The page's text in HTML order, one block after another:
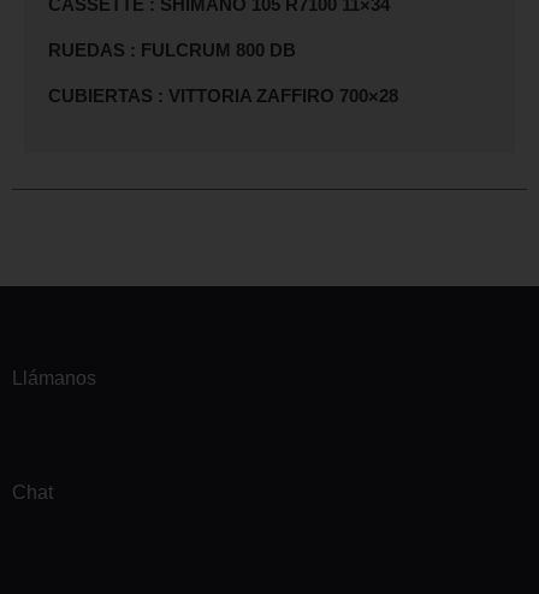
RUEDAS : FULCRUM 800 DB
CUBIERTAS : VITTORIA ZAFFIRO 700×28
Llámanos
Chat